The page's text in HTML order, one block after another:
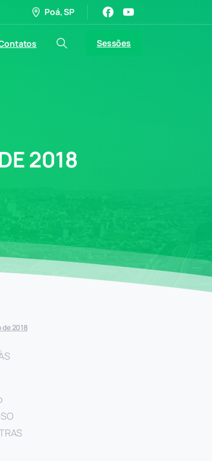
Poá, SP
Sessões
2018
2018